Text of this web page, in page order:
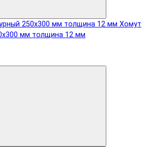
Хомут
мм толщина 12 мм